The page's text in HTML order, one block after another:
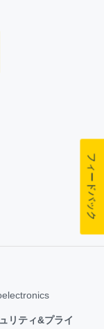
リティ&プライ
フィードバック